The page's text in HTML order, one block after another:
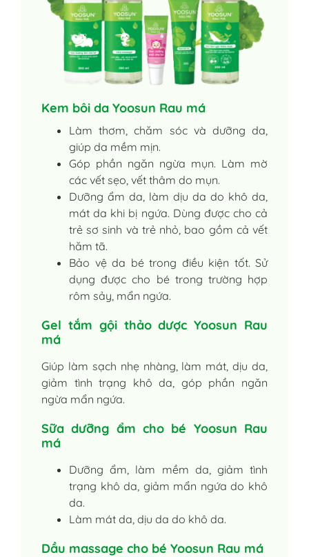
Kem bôi da Yoosun Rau má
Làm thơm, chăm sóc và dưỡng da,
giúp da mềm mịn.
Góp phần ngăn ngừa mụn. Làm mờ
các vết sẹo, vết thâm do mụn.
Dưỡng ẩm da, làm dịu da do khô da,
mát da khi bị ngứa. Dùng được cho cả
trẻ sơ sinh và trẻ nhỏ, bao gồm cả vết
hăm tã.
Bảo vệ da bé trong điều kiện tốt. Sử
dụng được cho bé trong trường hợp
rôm sảy, mẩn ngứa.
Gel tắm gội thảo dược Yoosun Rau
má
Giúp làm sạch nhẹ nhàng, làm mát, dịu da,
giảm tình trạng khô da, góp phần ngăn
ngừa mẩn ngứa.
Sữa dưỡng ẩm cho bé Yoosun Rau
má
Dưỡng ẩm, làm mềm da, giảm tình
trạng khô da, giảm mẩn ngứa do khô
da.
Làm mát da, dịu da do khô da.
Dầu massage cho bé Yoosun Rau má